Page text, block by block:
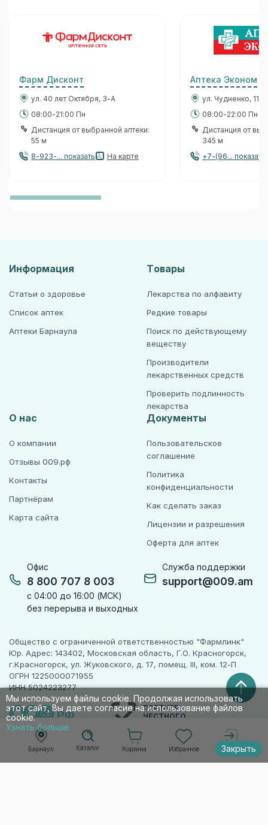
Барнаул Каталог Корзина Избранное Войти
Фарм Дисконт
ул. 40 лет Октября, 3-А
08:00-21:00 Пн
Дистанция от выбранной аптеки:
55 м
8-923-... показать
На карте
Аптека Эконом
ул. Чудненко, 110
08:00-22:00 Пн
Дистанция от
345 м
+7-(96... показать
Мы используем файлы cookie. Продолжая использовать
этот сайт, Вы даете согласие на использование файлов
cookie.
Узнать больше
Закрыть
Офис
8 800 707 8 003
с 04:00 до 16:00 (МСК)
без перерыва и выходных
Служба поддержки
support@009.am
Информация
Статьи о здоровье
Список аптек
Аптеки Барнаула
Товары
Лекарства по алфавиту
Редкие товары
Поиск по действующему
веществу
Производители
лекарственных средств
Проверить подлинность
лекарства
О нас
О компании
Отзывы 009.рф
Контакты
Партнёрам
Карта сайта
Документы
Пользовательское
соглашение
Политика
конфиденциальности
Как сделать заказ
Лицензии и разрешения
Оферта для аптек
Общество с ограниченной ответственностью "Фармлинк"
Юр. Адрес: 143402, Московская область, Г.О. Красногорск,
г.Красногорск, ул. Жуковского, д. 17, помещ. III, ком. 12-П
ОГРН 1225000071955
ИНН 5024223277
ПАРТНЕР
ЧЕСТНОГО